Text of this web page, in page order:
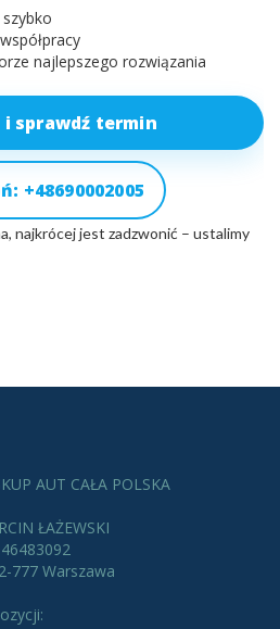
najlepszego rozwiązania
i sprawdź termin
+48690002005
najkrócej jest zadzwonić – ustalimy
AUT CAŁA POLSKA
ŁAŻEWSKI
777 Warszawa